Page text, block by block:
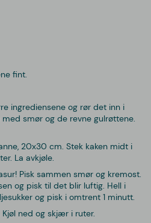
fint.
ingrediensene og rør det inn i
smør og de revne gulrøttene.
20x30 cm. Stek kaken midt i
La avkjøle.
Pisk sammen smør og kremost.
og pisk til det blir luftig. Hell i
og pisk i omtrent 1 minutt.
Kjøl ned og skjær i ruter.